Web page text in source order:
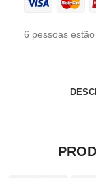
6 pessoas